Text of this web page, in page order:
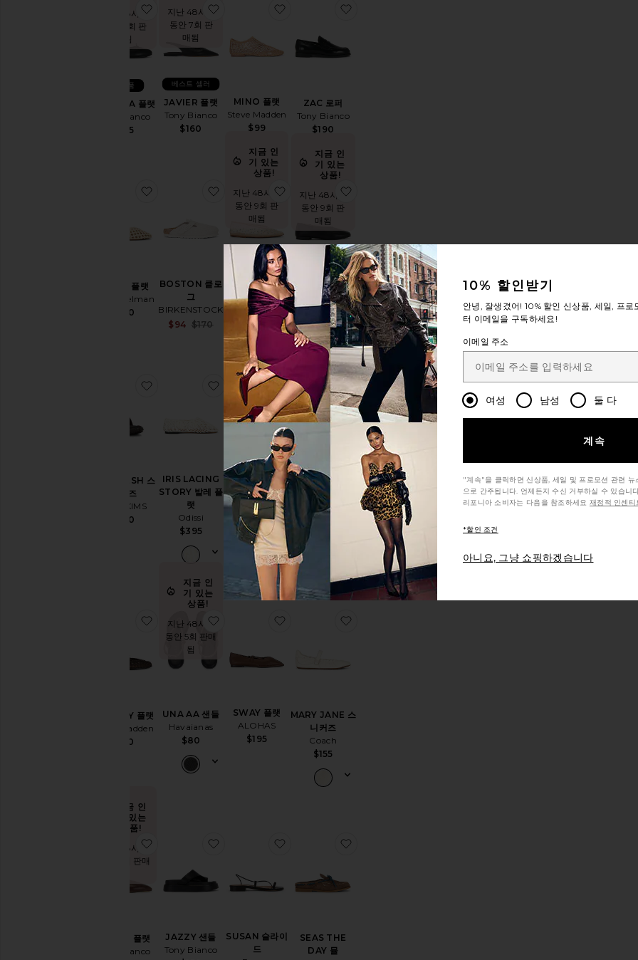
지난 48시간
동안 15회 판
매됨
CHELSEA 플랫
Tony Bianco
$155
신상품
찜상품CHELSEA 플랫
지난 48시간
동안 7회 판
매됨
JAVIER 플랫
Tony Bianco
$160
베스트 셀러
찜상품JAVIER 플랫
MINO 플랫
Steve Madden
$99
찜상품MINO 플랫
ZAC 로퍼
Tony Bianco
$190
SHIRA 플랫
Sam Edelman
$160
찜상품SHIRA 플랫
BOSTON 클로
그
BIRKENSTOCK
Sale price:
$94
Previous price:
$170
찜상품BOSTON 클로그
지금 인
기 있는
상품!
지난 48시간
동안 9회 판
매됨
MILO 플랫
Tony Bianco
$160
찜상품MILO 플랫
지금 인
기 있는
상품!
지난 48시간
동안 9회 판
매됨
CUBA 플랫
Tony Bianco
$155
RIFT MESH 스
니커즈
NikeSKIMS
$150
찜상품RIFT MESH 스니커즈
IRIS LACING
STORY 발레 플
랫
Odissi
$395
찜상품IRIS LACING STORY 발레 플랫
KENLEY 샌들
Dolce Vita
$115
신상품
찜상품KENLEY 샌들
지금 인
기 있는
상품!
지난 48시간
동안 12회 판
매됨
MELANY 플랫
Tony Bianco
$160
찜상품MELANY 플랫
MELODY 플랫
Steve Madden
$110
찜상품MELODY 플랫
지금 인
기 있는
상품!
지난 48시간
동안 5회 판매
됨
UNA AA 샌들
Havaianas
$80
찜상품UNA AA 샌들
SWAY 플랫
ALOHAS
$195
찜상품SWAY 플랫
MARY JANE 스
니커즈
Coach
$155
지금 인
기 있는
상품!
지난 48시간
동안 9회 판매
BRASH 플랫
Tony Bianco
찜상품BRASH 플랫
JAZZY 샌들
Tony Bianco
찜상품JAZZY 샌들
SUSAN 슬라이
드
찜상품SUSAN 슬라이드
SEAS THE
DAY 뮬
10% 할인받기
안녕, 잘생겼어! 10% 할인 신상품, 세일, 프로
터 이메일을 구독하세요!
이메일 주소
여성 남성 둘 다
계속
"계속"을 클릭하면 신상품, 세일 및 프로모션 관련 뉴
으로 간주됩니다. 언제든지 수신 거부하실 수 있습니
리포니아 소비자는 다음을 참조하세요 재정적 인센티
*할인 조건
아니요, 그냥 쇼핑하겠습니다